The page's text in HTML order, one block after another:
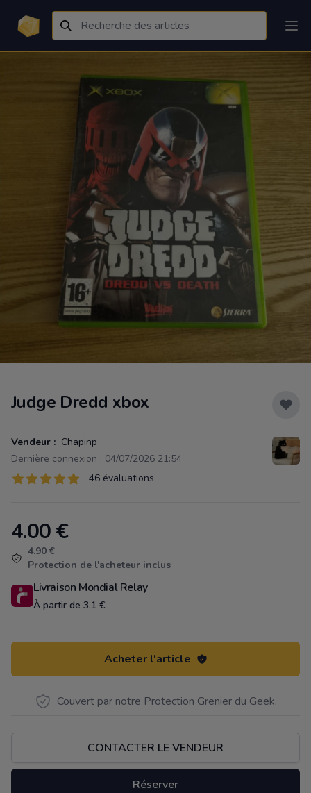
Judge Dredd xbox
Vendeur : Chapinp
Dernière connexion : 04/07/2026 21:54
Évaluations
46 sur 5 étoiles 46 évaluations
Product information
4.00€
4.90 €
Protection de l'acheteur inclus
Livraison Mondial Relay
À partir de 3.1 €
Acheter l'article
Couvert par notre Protection Grenier du Geek.
CONTACTER LE VENDEUR
Réserver